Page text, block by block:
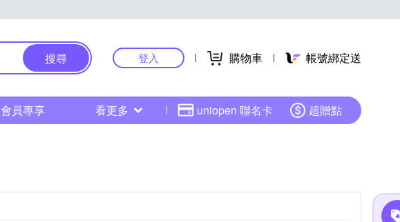
搜尋 登入 購物車 帳號綁定送
會員專享 看更多 uniopen 聯名卡 超贈點